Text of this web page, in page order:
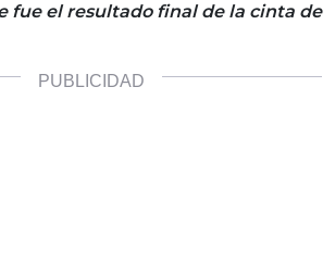
fue el resultado final de la cinta de